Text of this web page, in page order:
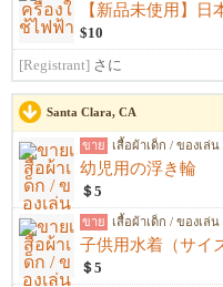
【新品未使用】
$10
[Registrant] さに
Santa Clara, CA
ขาย เสื้อผ้าเด็ก / ของเล่น
幼児用の浮き輪
＄5
ขาย เสื้อผ้าเด็ก / ของเล่น
子供用水着（サイ
＄5